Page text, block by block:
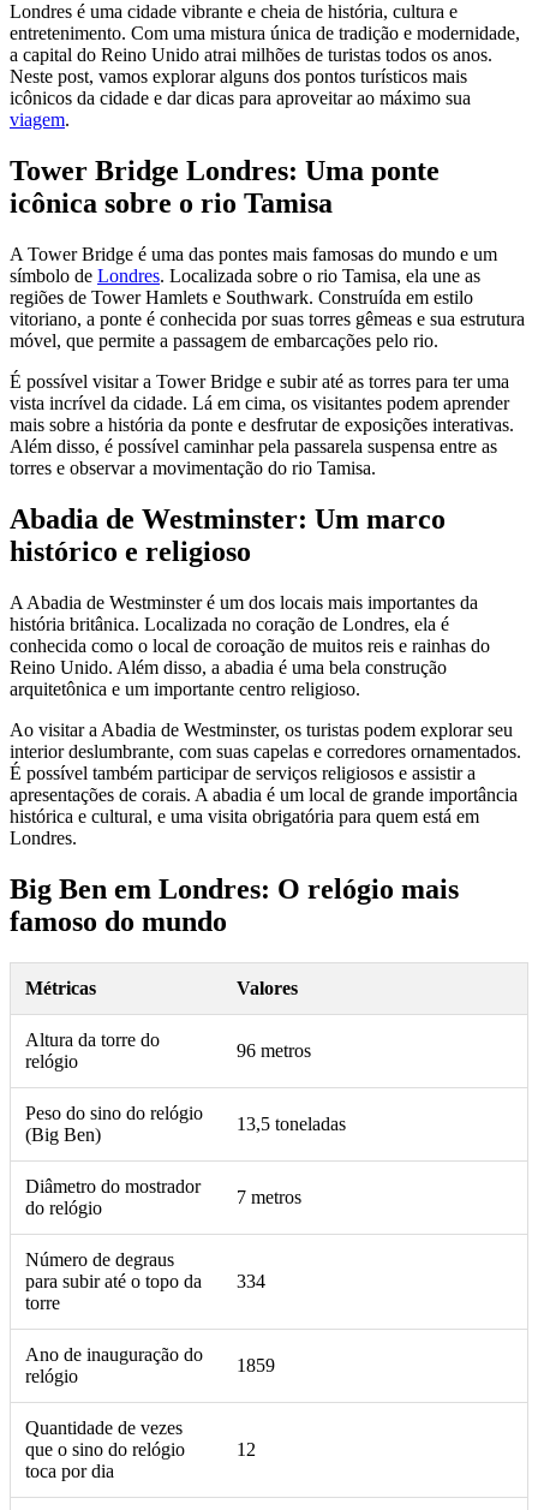
Londres é uma cidade vibrante e cheia de história, cultura e
entretenimento. Com uma mistura única de tradição e modernidade,
a capital do Reino Unido atrai milhões de turistas todos os anos.
Neste post, vamos explorar alguns dos pontos turísticos mais
icônicos da cidade e dar dicas para aproveitar ao máximo sua
viagem.
Tower Bridge Londres: Uma ponte
icônica sobre o rio Tamisa
A Tower Bridge é uma das pontes mais famosas do mundo e um
símbolo de Londres. Localizada sobre o rio Tamisa, ela une as
regiões de Tower Hamlets e Southwark. Construída em estilo
vitoriano, a ponte é conhecida por suas torres gêmeas e sua estrutura
móvel, que permite a passagem de embarcações pelo rio.
É possível visitar a Tower Bridge e subir até as torres para ter uma
vista incrível da cidade. Lá em cima, os visitantes podem aprender
mais sobre a história da ponte e desfrutar de exposições interativas.
Além disso, é possível caminhar pela passarela suspensa entre as
torres e observar a movimentação do rio Tamisa.
Abadia de Westminster: Um marco
histórico e religioso
A Abadia de Westminster é um dos locais mais importantes da
história britânica. Localizada no coração de Londres, ela é
conhecida como o local de coroação de muitos reis e rainhas do
Reino Unido. Além disso, a abadia é uma bela construção
arquitetônica e um importante centro religioso.
Ao visitar a Abadia de Westminster, os turistas podem explorar seu
interior deslumbrante, com suas capelas e corredores ornamentados.
É possível também participar de serviços religiosos e assistir a
apresentações de corais. A abadia é um local de grande importância
histórica e cultural, e uma visita obrigatória para quem está em
Londres.
Big Ben em Londres: O relógio mais
famoso do mundo
Métricas Valores
Altura da torre do
relógio
96 metros
Peso do sino do relógio
(Big Ben)
13,5 toneladas
Diâmetro do mostrador
do relógio
7 metros
Número de degraus
para subir até o topo da
torre
334
Ano de inauguração do
relógio
1859
Quantidade de vezes
que o sino do relógio
toca por dia
12